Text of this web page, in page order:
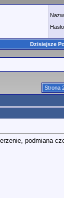
Hasło
Dzisiejsze
Strona
podmiana